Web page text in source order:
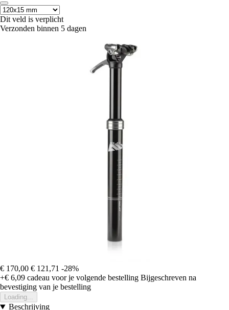
Dit veld is verplicht
Verzonden binnen 5 dagen
€ 170,00 € 121,71 -28%
+€ 6,09 cadeau voor je volgende bestelling Bijgeschreven na
bevestiging van je bestelling
Loading...
Beschrijving